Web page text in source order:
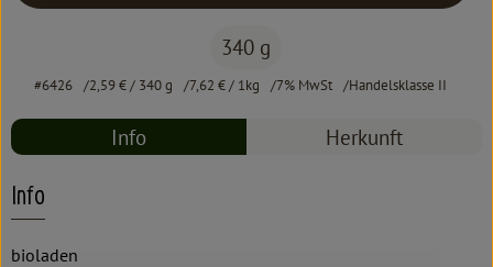
340 g
#6426 2,59 €/ 340 g 7,62 €/ 1kg 7% MwSt Handelsklasse II
Info Herkunft
Info
bioladen